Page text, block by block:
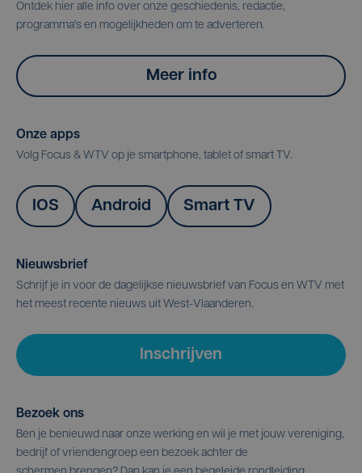
Ontdek hier alle info over onze geschiedenis, redactie,
programma's en mogelijkheden om te adverteren.
Meer info
Onze apps
Volg Focus & WTV op je smartphone, tablet of smart TV.
IOS Android Smart TV
Nieuwsbrief
Schrijf je in voor de dagelijkse nieuwsbrief van Focus en WTV met
het meest recente nieuws uit West-Vlaanderen.
Inschrijven
Bezoek ons
Ben je benieuwd naar onze werking en wil je met jouw vereniging,
bedrijf of vriendengroep een bezoek achter de